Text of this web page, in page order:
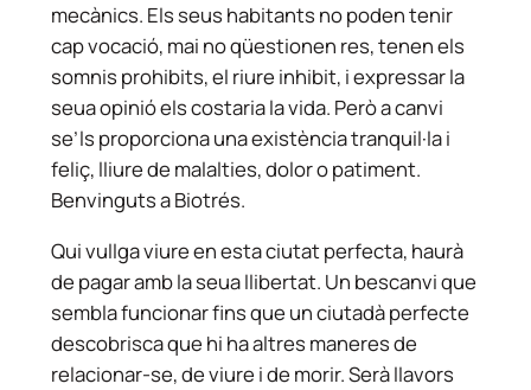
mecànics. Els seus habitants no poden tenir
cap vocació, mai no qüestionen res, tenen els
somnis prohibits, el riure inhibit, i expressar la
seua opinió els costaria la vida. Però a canvi
se’ls proporciona una existència tranquil·la i
feliç, lliure de malalties, dolor o patiment.
Benvinguts a Biotrés.
Qui vullga viure en esta ciutat perfecta, haurà
de pagar amb la seua llibertat. Un bescanvi que
sembla funcionar fins que un ciutadà perfecte
descobrisca que hi ha altres maneres de
relacionar-se, de viure i de morir. Serà llavors